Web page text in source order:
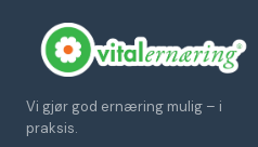
Vi gjør god ernæring mulig – i
praksis.